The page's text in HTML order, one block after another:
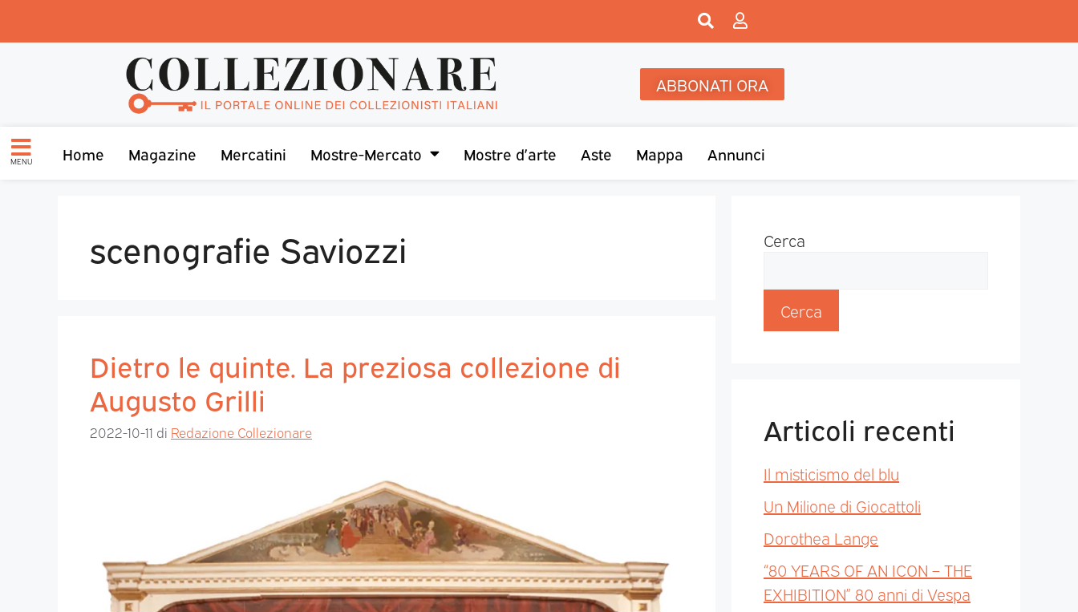
ABBONATI ORA
MENU Home Magazine Mercatini Mostre-Mercato Mostre d’arte Aste Mappa Annunci
scenografie Saviozzi
Dietro le quinte. La preziosa collezione di
Augusto Grilli
2022-10-11 di Redazione Collezionare
Cerca
Cerca
Articoli recenti
Il misticismo del blu
Un Milione di Giocattoli
Dorothea Lange
“80 YEARS OF AN ICON – THE
EXHIBITION” 80 anni di Vespa